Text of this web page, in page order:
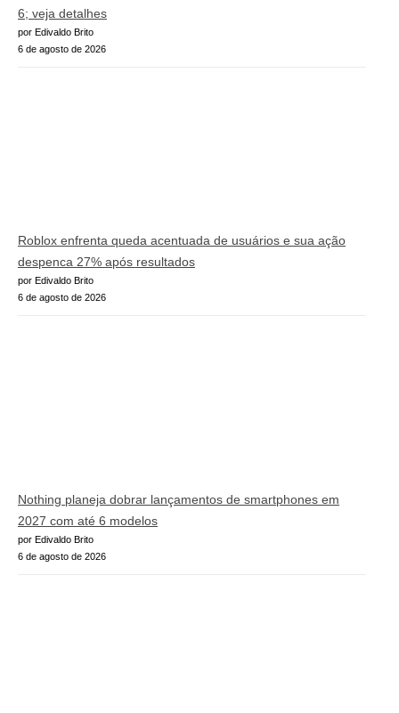
6; veja detalhes
por Edivaldo Brito
6 de agosto de 2026
Roblox enfrenta queda acentuada de usuários e sua ação
despenca 27% após resultados
por Edivaldo Brito
6 de agosto de 2026
Nothing planeja dobrar lançamentos de smartphones em
2027 com até 6 modelos
por Edivaldo Brito
6 de agosto de 2026